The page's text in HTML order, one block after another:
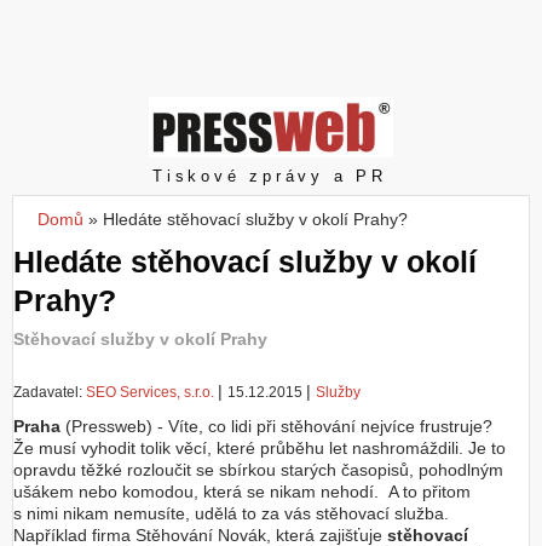
č
t
Pressweb
Tiskové zprávy a PR
Jste zde
Domů » Hledáte stěhovací služby v okolí Prahy?
Hledáte stěhovací služby v okolí
Prahy?
Stěhovací služby v okolí Prahy
Zadavatel: SEO Services, s.r.o. | 15.12.2015 | Služby
Praha (Pressweb) - Víte, co lidi při stěhování nejvíce frustruje?
Že musí vyhodit tolik věcí, které průběhu let nashromáždili. Je to
opravdu těžké rozloučit se sbírkou starých časopisů, pohodlným
ušákem nebo komodou, která se nikam nehodí. A to přitom
s nimi nikam nemusíte, udělá to za vás stěhovací služba.
Například firma Stěhování Novák, která zajišťuje stěhovací